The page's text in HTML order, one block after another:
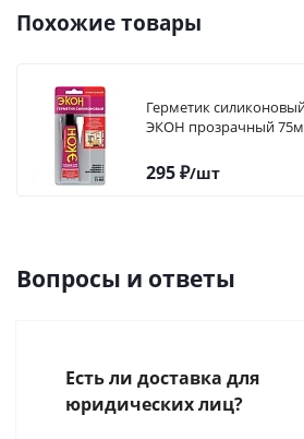
Похожие товары
Герметик
ЭКОН прозрачный
295₽/шт
Вопросы и ответы
Есть ли доставка для
юридических лиц?